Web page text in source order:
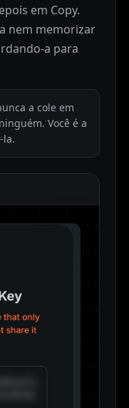
em Copy.
nem memorizar
a para
a cole em
Você é a
la.